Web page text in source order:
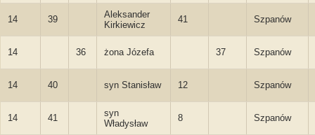
14 39
Aleksander
Kirkiewicz
41 Szpanów
14 36 żona Józefa 37 Szpanów
14 40 syn Stanisław 12 Szpanów
14 41
syn
Władysław
8 Szpanów